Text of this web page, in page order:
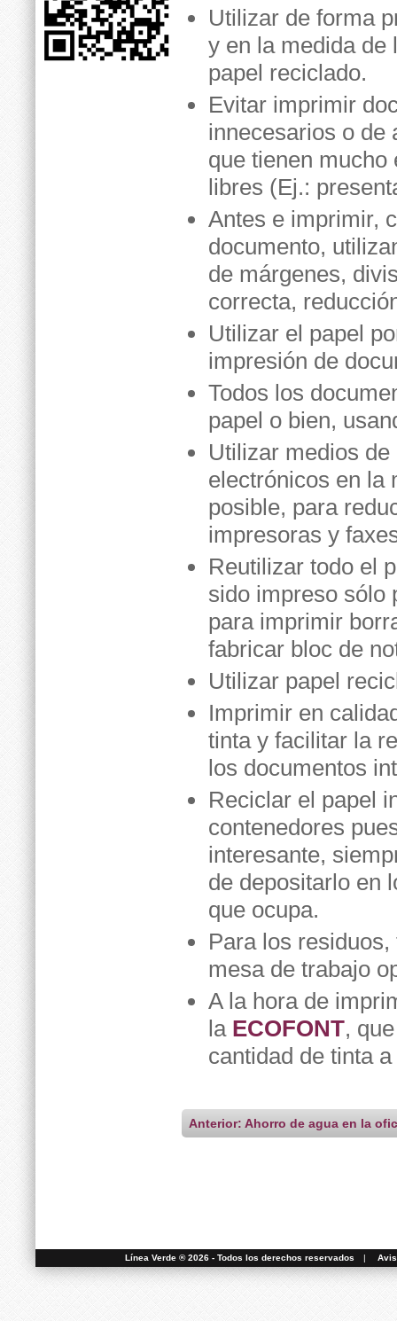
Utilizar de forma
y en la medida de
papel reciclado.
Evitar imprimir
innecesarios o de
que tienen mucho
libres (Ej.:
Antes e imprimir,
documento,
de márgenes,
correcta,
Utilizar el papel
impresión de
Todos los
papel o bien,
Utilizar medios
electrónicos en la
posible, para
impresoras y
Reutilizar todo el
sido impreso sólo
para imprimir
fabricar bloc de
Utilizar papel
Imprimir en
tinta y facilitar la
los documentos
Reciclar el papel
contenedores
interesante,
de depositarlo en
que ocupa.
Para los
mesa de trabajo
A la hora de
la ECOFONT,
cantidad de tinta
Anterior: Ahorro de agua en la
Línea Verde ® 2026 - Todos los derechos reservados |